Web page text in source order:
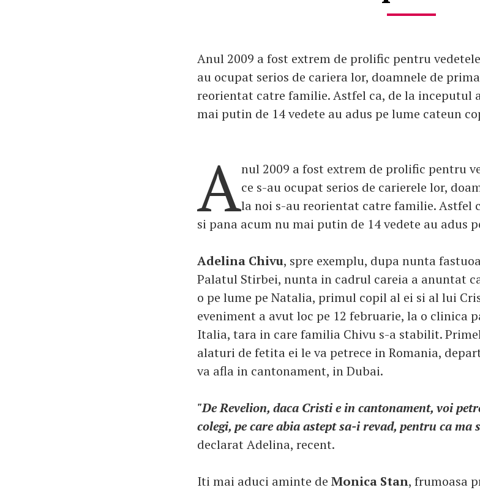
Anul 2009 a fost extrem de prolific pentru
au ocupat serios de cariera lor, doamnele de
reorientat catre familie. Astfel ca, de la inceputul
mai putin de 14 vedete au adus pe lume cateun
Anul 2009 a fost extrem de prolific pentru
ce s-au ocupat serios de carierele lor,
la noi s-au reorientat catre familie. Astfel
si pana acum nu mai putin de 14 vedete au adus
Adelina Chivu, spre exemplu, dupa nunta
Palatul Stirbei, nunta in cadrul careia a anuntat
o pe lume pe Natalia, primul copil al ei si al lui
eveniment a avut loc pe 12 februarie, la o clinica
Italia, tara in care familia Chivu s-a stabilit.
alaturi de fetita ei le va petrece in Romania,
va afla in cantonament, in Dubai.
"De Revelion, daca Cristi e in cantonament, voi
colegi, pe care abia astept sa-i revad, pentru ca
declarat Adelina, recent.
Iti mai aduci aminte de Monica Stan, frumoasa